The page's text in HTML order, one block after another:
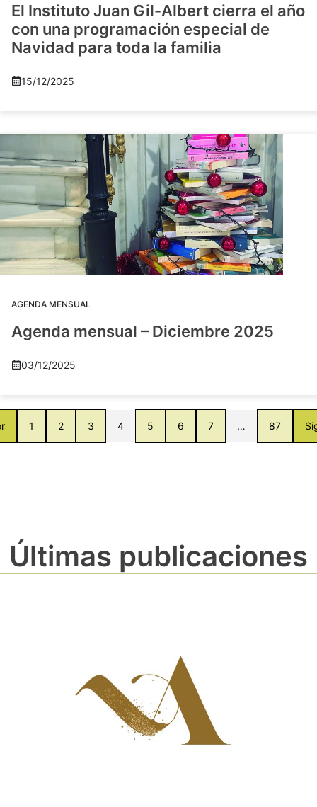
El Instituto Juan Gil-Albert cierra el año
con una programación especial de
Navidad para toda la familia
15/12/2025
AGENDA MENSUAL
Agenda mensual – Diciembre 2025
03/12/2025
1 2 3 4 5 6 7 … 87
Últimas publicaciones